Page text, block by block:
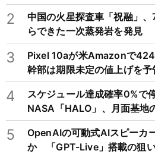
2
中国の火星探査車「祝融」
らできた一次蒸発岩を発見
3
Pixel 10aが米Amazonで
幹部は期限未定の値上げを予
4
スケジュール達成確率0%で
NASA「HALO」、月面基地
5
OpenAIの可動式AIスピーカ
か 「GPT-Live」搭載の狙